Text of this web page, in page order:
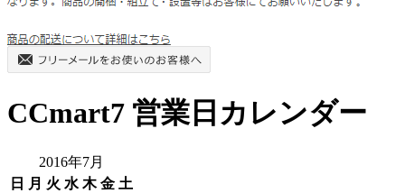
CCmart7 営業日カレンダー
2016年7月
日
月 火 水 木 金 土